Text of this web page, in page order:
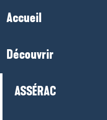
Accueil
Découvrir
ASSÉRAC
St Josset
St Josset